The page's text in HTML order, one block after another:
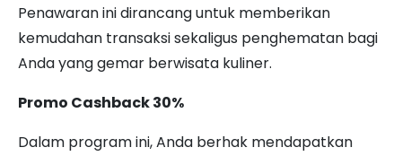
Penawaran ini dirancang untuk memberikan
kemudahan transaksi sekaligus penghematan bagi
Anda yang gemar berwisata kuliner.
Promo Cashback 30%
Dalam program ini, Anda berhak mendapatkan